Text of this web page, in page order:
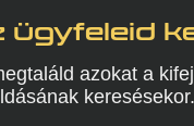
ügyfeleid
azokat a
keresésekor.